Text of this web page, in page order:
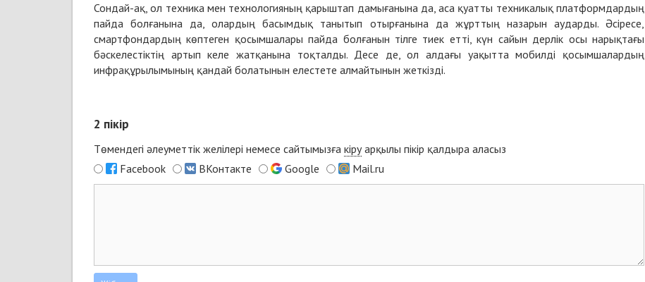
Сондай-ақ, ол техника мен технологияның қарыштап дамығанына да, аса қуатты техникалық платформдардың
пайда болғанына да, олардың басымдық танытып отырғанына да жұрттың назарын аударды. Әсіресе,
смартфондардың көптеген қосымшалары пайда болғанын тілге тиек етті, күн сайын дерлік осы нарықтағы
бәскелестіктің артып келе жатқанына тоқталды. Десе де, ол алдағы уақытта мобилді қосымшалардың
инфрақұрылымының қандай болатынын елестете алмайтынын жеткізді.
2 пікір
Төмендегі әлеуметтік желілері немесе сайтымызға кіруарқылы пікір қалдыра аласыз
Facebook
ВКонтакте Google Mail.ru